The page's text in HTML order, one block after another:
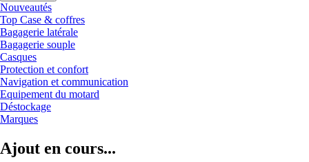
Nouveautés
Top Case & coffres
Bagagerie latérale
Bagagerie souple
Casques
Protection et confort
Navigation et communication
Equipement du motard
Déstockage
Marques
Ajout en cours...